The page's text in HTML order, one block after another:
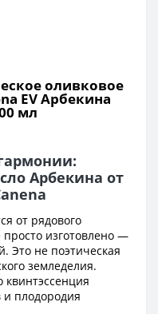
оливковое
EV Арбекина
мл
Арбекина от
от рядового
просто изготовлено —
Это не поэтическая
земледелия.
квинтэссенция
и плодородия